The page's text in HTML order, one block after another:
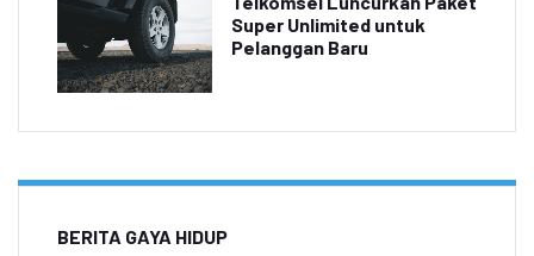
Super Unlimited untuk
Pelanggan Baru
BERITA GAYA HIDUP